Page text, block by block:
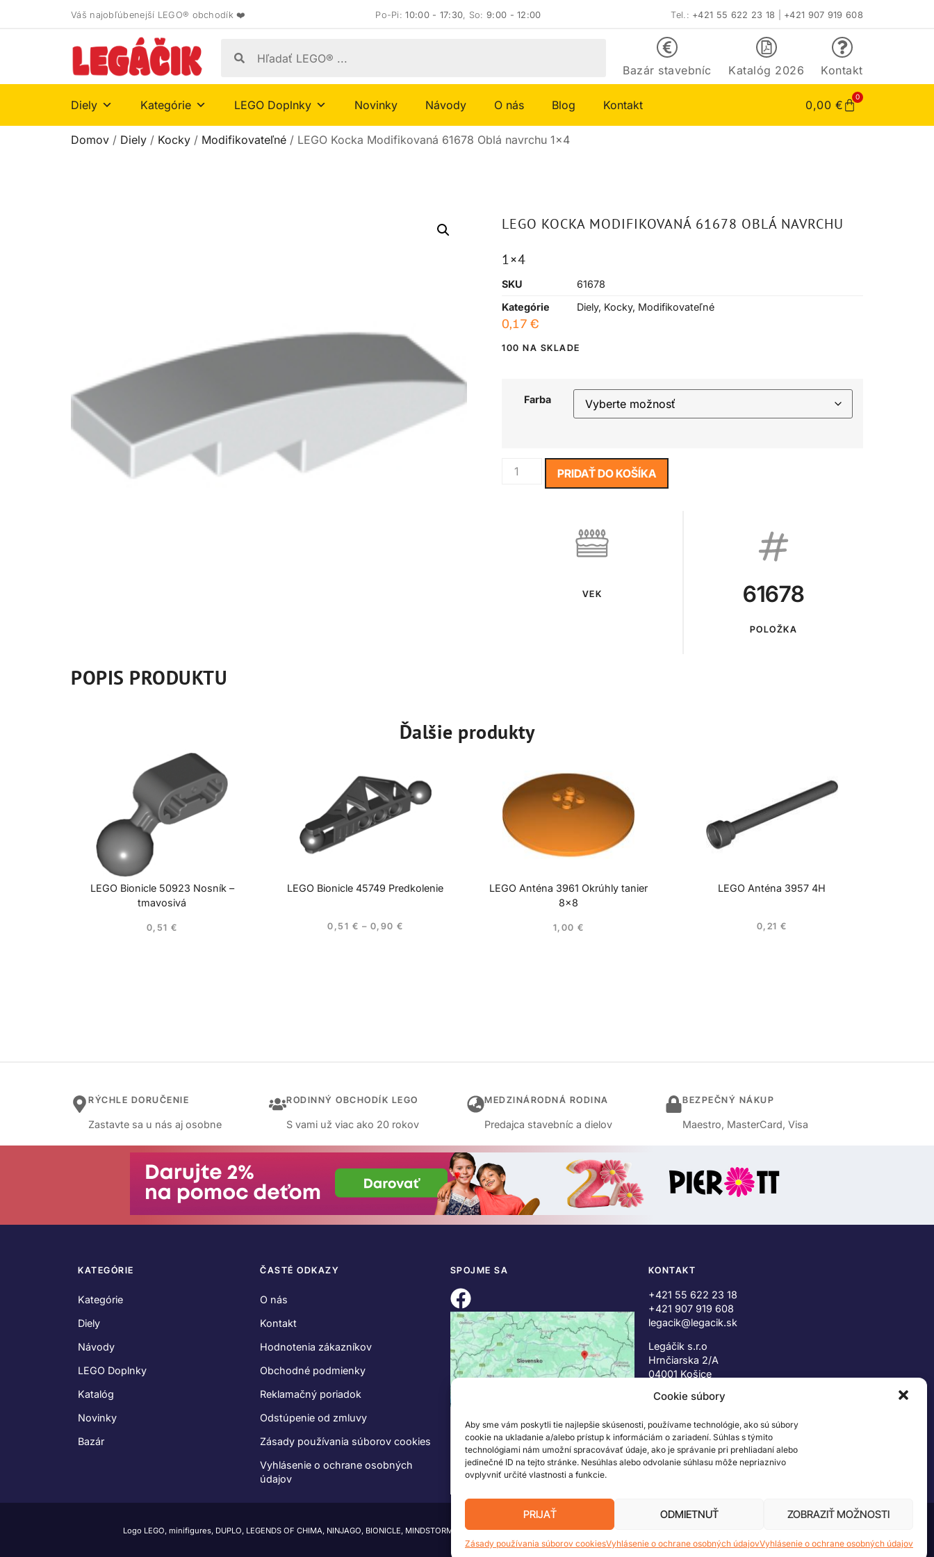
Cookie súbory
Aby sme vám poskytli tie najlepšie skúsenosti, používame technológie, ako sú súbory
cookie na ukladanie a/alebo prístup k informáciám o zariadení. Súhlas s týmito
technológiami nám umožní spracovávať údaje, ako je správanie pri prehliadaní alebo
jedinečné ID na tejto stránke. Nesúhlas alebo odvolanie súhlasu môže nepriaznivo
ovplyvniť určité vlastnosti a funkcie.
PRIJAŤ ODMIETNUŤ ZOBRAZIŤ MOŽNOSTI
Zásady používania súborov cookiesVyhlásenie o ochrane osobných údajovVyhlásenie o ochrane osobných údajov
Váš najobľúbenejší LEGO® obchodík ❤️ Po-Pi:10:00 - 17:30, So:9:00 - 12:00 Tel.: +421 55 622 23 18 +421 907 919 608
Bazár stavebníc Katalóg 2026 Kontakt
Diely Kategórie LEGO Doplnky Novinky Návody O nás Blog Kontakt 0,00 €
0
Domov / Diely / Kocky / Modifikovateľné / LEGO Kocka Modifikovaná 61678 Oblá navrchu 1×4
LEGO KOCKA MODIFIKOVANÁ 61678 OBLÁ NAVRCHU
1×4
SKU
61678
Kategórie
Diely, Kocky, Modifikovateľné
0,17 €
100 NA SKLADE
Farba
PRIDAŤ DO KOŠÍKA
VEK 61678
POLOŽKA
POPIS PRODUKTU
Ďalšie produkty
LEGO Bionicle 50923 Nosník –
tmavosivá
0,51€
LEGO Bionicle 45749 Predkolenie
0,51 € – 0,90 €
LEGO Anténa 3961 Okrúhly tanier
8×8
1,00€
LEGO Anténa 3957 4H
0,21€
RÝCHLE DORUČENIE
Zastavte sa u nás aj osobne
RODINNÝ OBCHODÍK LEGO
S vami už viac ako 20 rokov
MEDZINÁRODNÁ RODINA
Predajca stavebníc a dielov
BEZPEČNÝ NÁKUP
Maestro, MasterCard, Visa
KATEGÓRIE
Kategórie
Diely
Návody
LEGO Doplnky
Katalóg
Novinky
Bazár
ČASTÉ ODKAZY
O nás
Kontakt
Hodnotenia zákazníkov
Obchodné podmienky
Reklamačný poriadok
Odstúpenie od zmluvy
Zásady používania súborov cookies
Vyhlásenie o ochrane osobných
údajov
SPOJME SA KONTAKT
+421 55 622 23 18
+421 907 919 608
legacik@legacik.sk
Legáčik s.r.o
Hrnčiarska 2/A
04001 Košice
IČ DPH: SK2023978330
Logo LEGO, minifigures, DUPLO, LEGENDS OF CHIMA, NINJAGO, BIONICLE, MINDSTORMS a MIXELS sú ochranné známky LEGO Group. ©2026 The LEGO Group. Všetky práva vyhradené